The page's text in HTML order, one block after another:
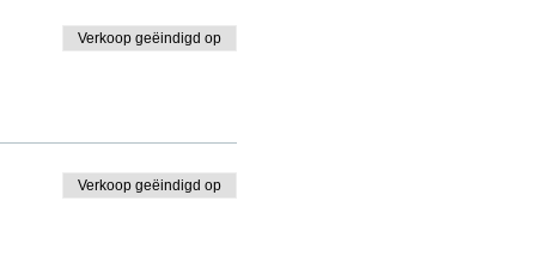
Verkoop geëindigd op
Verkoop geëindigd op